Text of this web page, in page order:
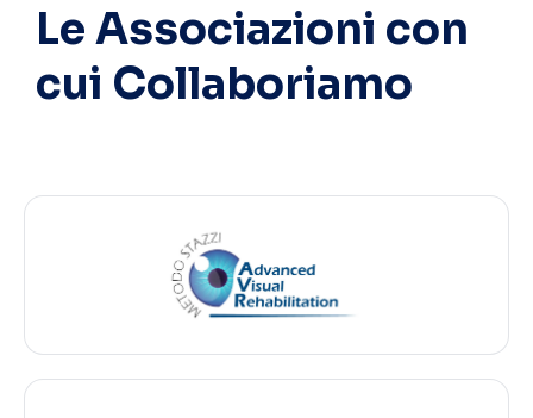
Le Associazioni con
cui Collaboriamo